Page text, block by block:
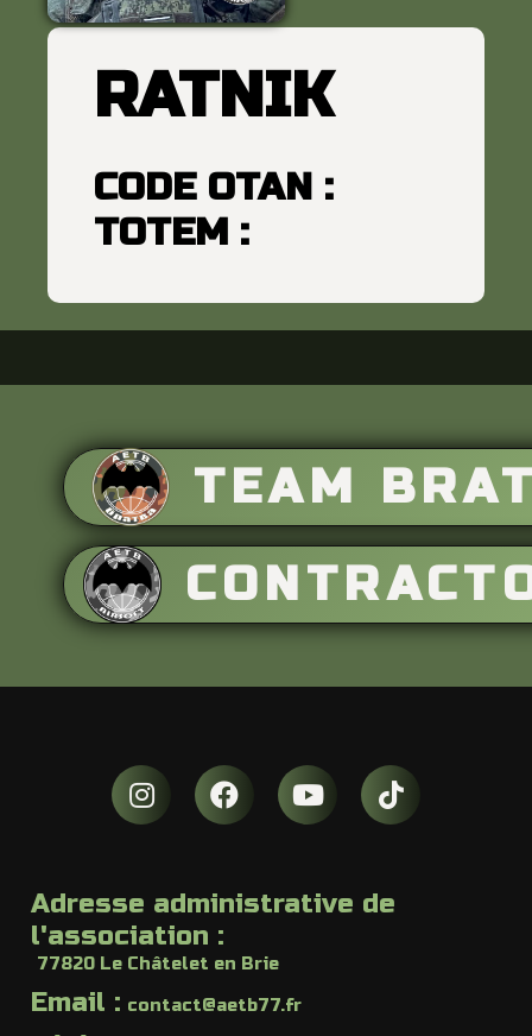
RATNIK
CODE OTAN :
TOTEM :
TEAM
Adresse administrative de
l'association :
77820 Le Châtelet en Brie
Email : contact@aetb77.fr